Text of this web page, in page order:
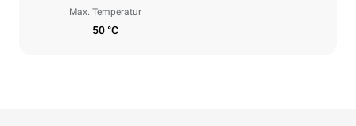
Max. Temperatur
50 °C